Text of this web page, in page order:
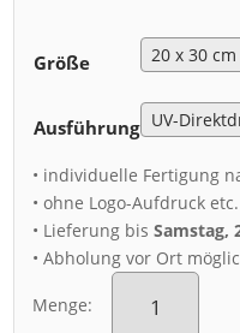
Größe
Ausführung
• individuelle Fertigung
• ohne Logo-Aufdruck etc.
• Lieferung bisSamstag,
• Abholung vor Ort
Menge:
Acryl
Board